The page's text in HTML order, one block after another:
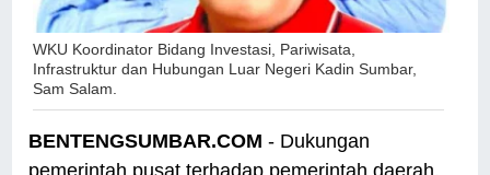
WKU Koordinator Bidang Investasi, Pariwisata,
Infrastruktur dan Hubungan Luar Negeri Kadin Sumbar,
Sam Salam.
BENTENGSUMBAR.COM - Dukungan